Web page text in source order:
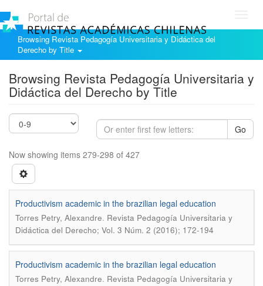
Browsing Revista Pedagogía Universitaria y Didáctica del
Derecho by Title
Browsing Revista Pedagogía Universitaria y
Didáctica del Derecho by Title
Go
Now showing items 279-298 of 427
Productivism academic in the brazilian legal education
Torres Petry, Alexandre. Revista Pedagogía Universitaria y
Didáctica del Derecho; Vol. 3 Núm. 2 (2016); 172-194
Productivism academic in the brazilian legal education
Torres Petry, Alexandre. Revista Pedagogía Universitaria y